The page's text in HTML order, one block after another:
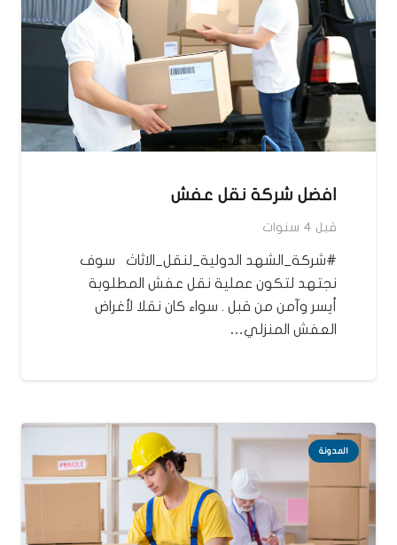
افضل شركة نقل عفش
قبل 4 سنوات
#شركة_الشهد الدولية_لنقل_الاثاث سوف
نجتهد لتكون عملية نقل عفش المطلوبة
أيسر وآمن من قبل . سواء كان نقلا لأغراض
العفش المنزلي…
المدونة